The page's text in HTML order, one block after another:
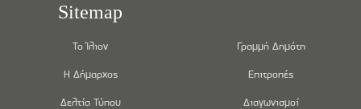
Sitemap
Το Ίλιον
Η Δήμαρχος
Δελτία Τύπου
Γραμμή Δημότη
Επιτροπές
Διαγωνισμοί